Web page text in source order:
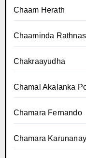
Chaam Herath
Chaaminda
Chakraayudha
Chamal Akalanka
Chamara Fernando
Chamara